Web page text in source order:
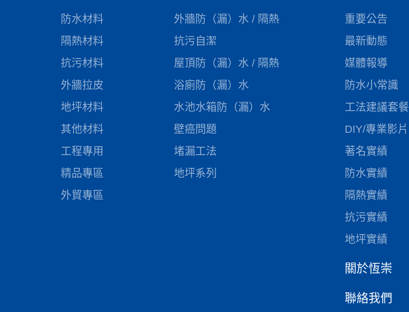
防水材料
隔熱材料
抗污材料
外牆拉皮
地坪材料
其他材料
工程專用
精品專區
外貿專區
外牆防（漏）水 / 隔熱
抗污自潔
屋頂防（漏）水 / 隔熱
浴廁防（漏）水
水池水箱防（漏）水
壁癌問題
堵漏工法
地坪系列
重要公告
最新動態
媒體報導
防水小常識
工法建議套餐
DIY/專業影片
著名實績
防水實績
隔熱實績
抗污實績
地坪實績
關於恆崇
聯絡我們